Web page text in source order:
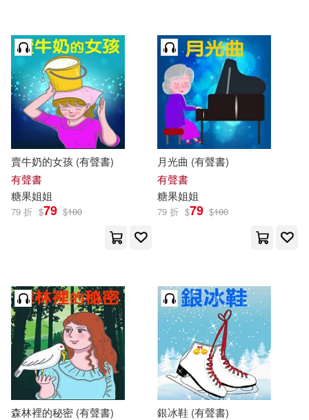
賣牛奶的女孩 (有聲書)
有聲書
糖果姐姐
79 折 $79 $100
月光曲 (有聲書)
有聲書
糖果姐姐
79 折 $79 $100
森林裡的秘密 (有聲書)
銀冰鞋 (有聲書)